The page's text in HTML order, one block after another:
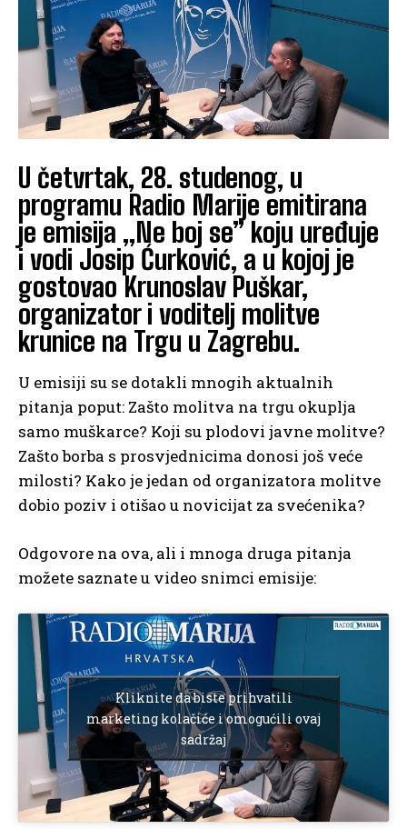
U četvrtak, 28. studenog, u
programu Radio Marije emitirana
je emisija „Ne boj se” koju uređuje
i vodi Josip Ćurković, a u kojoj je
gostovao Krunoslav Puškar,
organizator i voditelj molitve
krunice na Trgu u Zagrebu.
U emisiji su se dotakli mnogih aktualnih
pitanja poput: Zašto molitva na trgu okuplja
samo muškarce? Koji su plodovi javne molitve?
Zašto borba s prosvjednicima donosi još veće
milosti? Kako je jedan od organizatora molitve
dobio poziv i otišao u novicijat za svećenika?
Odgovore na ova, ali i mnoga druga pitanja
možete saznate u video snimci emisije:
Kliknite da biste prihvatili
marketing kolačiće i omogućili ovaj
sadržaj